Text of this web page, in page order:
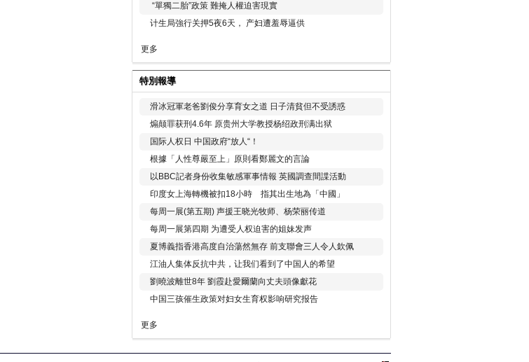
“單獨二胎”政策 難掩人權迫害現實
计生局強行关押5夜6天， 产妇遭羞辱逼供
更多
特別報導
滑冰冠軍老爸劉俊分享育女之道 日子清貧但不受誘惑
煽颠罪获刑4.6年 原贵州大学教授杨绍政刑满出狱
国际人权日 中国政府“放人“！
根據「人性尊嚴至上」原則看鄭麗文的言論
以BBC記者身份收集敏感軍事情報 英國調查間諜活動
印度女上海轉機被扣18小時 指其出生地為「中國」
每周一展(第五期) 声援王晓光牧师、杨荣丽传道
每周一展第四期 为遭受人权迫害的姐妹发声
夏博義指香港高度自治蕩然無存 前支聯會三人令人欽佩
江油人集体反抗中共，让我们看到了中国人的希望
劉曉波離世8年 劉霞赴愛爾蘭向丈夫頭像獻花
中国三孩催生政策对妇女生育权影响研究报告
更多